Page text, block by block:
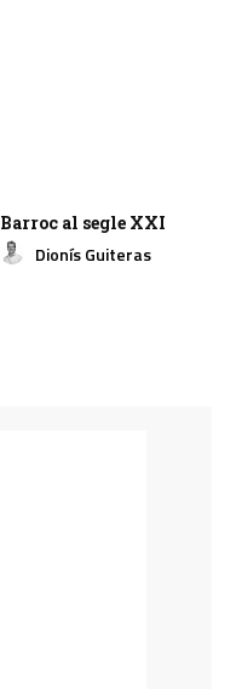
Barroc al segle XXI
Dionís Guiteras